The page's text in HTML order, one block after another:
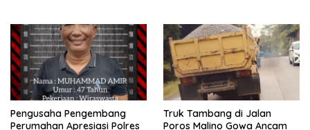
Pengusaha Pengembang
Perumahan Apresiasi Polres
Truk Tambang di Jalan
Poros Malino Gowa Ancam